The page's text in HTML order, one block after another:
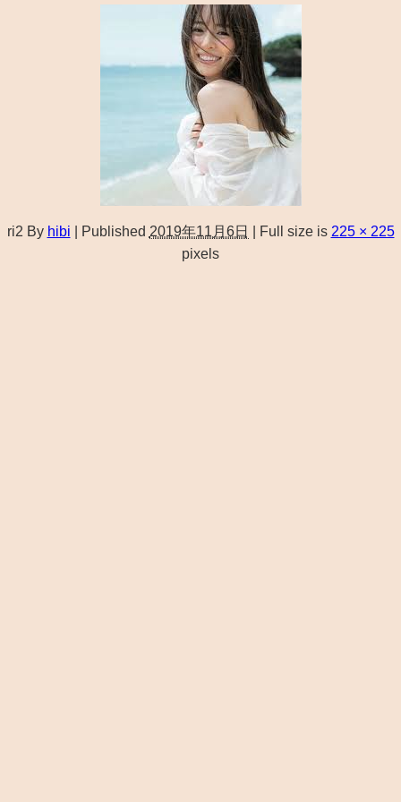
ri2 By hibi Published 2019年11月6日 Full size is 225 × 225
pixels